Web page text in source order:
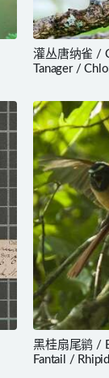
灌丛唐纳雀 /
Tanager /
黑桂扇尾鹟 /
Fantail /